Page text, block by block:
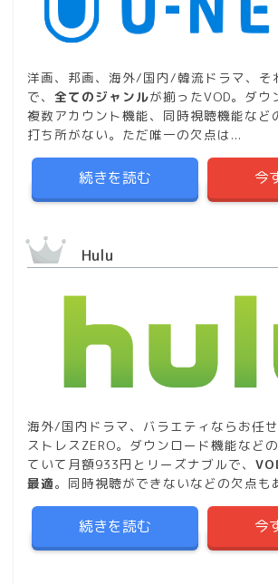
洋画、邦画、海外/国内/韓流ドラマ、そ
で、 全てのジャンルが揃ったVOD。ダウ
複数アカウント機能、同時視聴機能など
打ち所がない。ただ唯一の欠点は...
続きを読む 今
Hulu
海外/国内ドラマ、バラエティならお任
ストレスZERO。ダウンロード機能など
ていて月額933円とリーズナブルで、
最適。同時視聴ができないなどの欠点も
続きを読む 今